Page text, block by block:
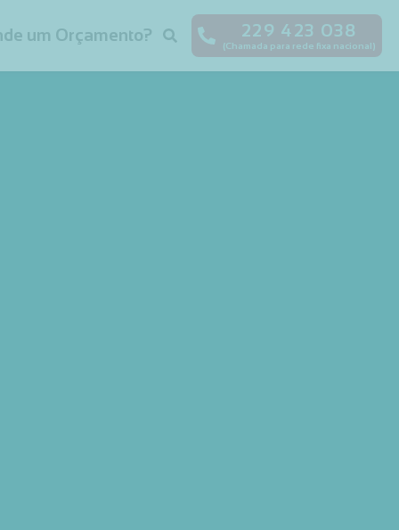
um Orçamento? 229 423 038
(Chamada para rede fixa nacional)